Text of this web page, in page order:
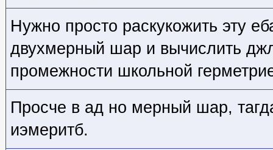
Нужно просто раскукожить эту
двухмерный шар и вычислить
промежности школьной
Просче в ад но мерный шар,
иэмеритб.